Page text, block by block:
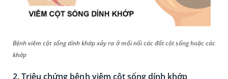
Bệnh viêm cột sống dính khớp xảy ra ở mối nối các đốt cột sống hoặc các
khớp
2. Triệu chứng bệnh viêm cột sống dính khớp